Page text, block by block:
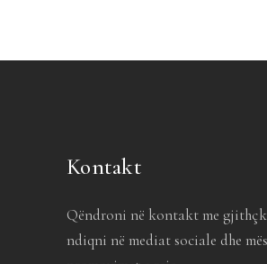
Kontakt
Qëndroni në kontakt me
ndiqni në mediat sociale dhe